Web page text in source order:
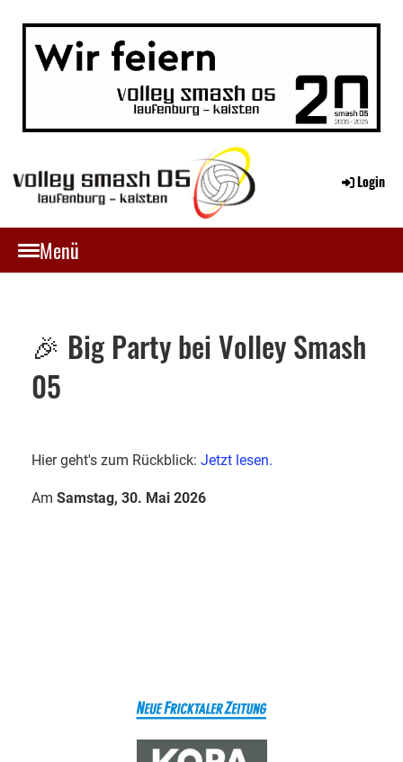
Login
Menü
🎉 Big Party bei Volley Smash
05
Hier geht's zum Rückblick: Jetzt lesen.
Am Samstag, 30. Mai 2026